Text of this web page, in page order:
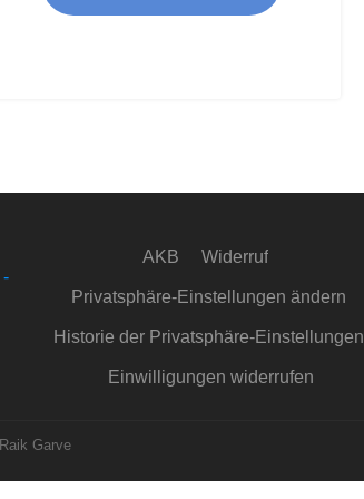
AKB Widerruf
Privatsphäre-Einstellungen ändern
Historie der Privatsphäre-Einstellungen
Einwilligungen widerrufen
Raik Garve